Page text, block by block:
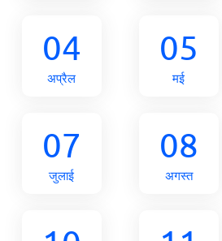
04
अप्रैल
05
मई
07
जुलाई
08
अगस्त